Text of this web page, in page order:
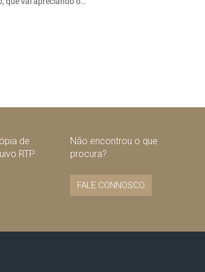
de
RTP
Não encontrou o que
procura?
FALE CONNOSCO